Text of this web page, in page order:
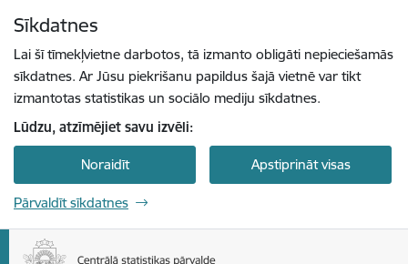
Sīkdatnes
Lai šī tīmekļvietne darbotos, tā izmanto obligāti nepieciešamās
sīkdatnes. Ar Jūsu piekrišanu papildus šajā vietnē var tikt
izmantotas statistikas un sociālo mediju sīkdatnes.
Lūdzu, atzīmējiet savu izvēli:
Noraidīt Apstiprināt visas
Pārvaldīt sīkdatnes